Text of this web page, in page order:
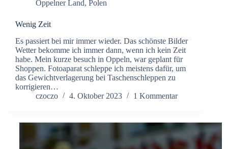
Oppelner Land, Polen
Wenig Zeit
Es passiert bei mir immer wieder. Das schönste Bilder
Wetter bekomme ich immer dann, wenn ich kein Zeit
habe. Mein kurze besuch in Oppeln, war geplant für
Shoppen. Fotoaparat schleppe ich meistens dafür, um
das Gewichtverlagerung bei Taschenschleppen zu
korrigieren…
czoczo
4. Oktober 2023 1 Kommentar